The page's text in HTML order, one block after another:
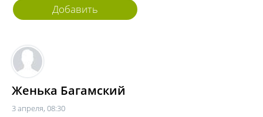
Добавить
Женька Багамский
3 апреля, 08:30